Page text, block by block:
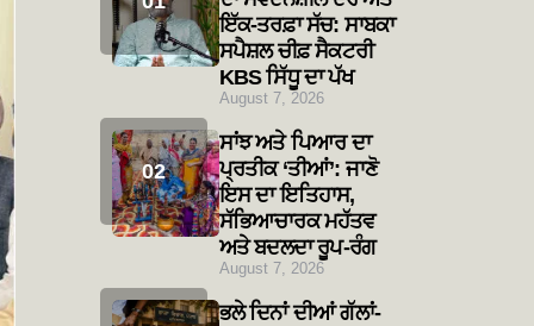
ਇੱਕ-ਤਰਫ਼ਾ ਸੱਚ: ਸਾਬਕਾ
ਸਪੈਸ਼ਲ ਚੀਫ਼ ਸੈਕਟਰੀ
KBS ਸਿੱਧੂ ਦਾ ਪੱਖ
August 7, 2026
ਸਾਂਝ ਅਤੇ ਪਿਆਰ ਦਾ
ਪ੍ਰਤੀਕ ‘ਤੀਆਂ’: ਜਾਣੋ
ਇਸ ਦਾ ਇਤਿਹਾਸ,
ਸੱਭਿਆਚਾਰਕ ਮਹੱਤਵ
ਅਤੇ ਬਦਲਦਾ ਰੂਪ-ਰੰਗ
August 7, 2026
ਭਲੇ ਦਿਨਾਂ ਦੀਆਂ ਗੱਲਾਂ-